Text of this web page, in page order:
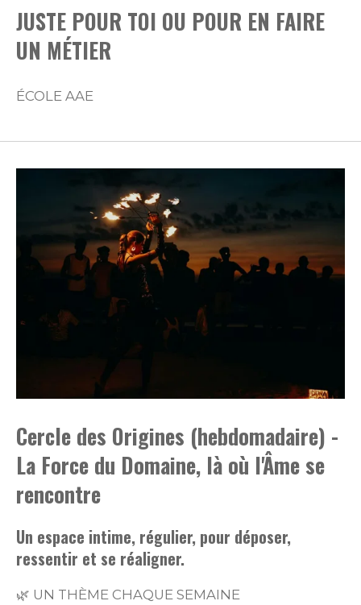
JUSTE POUR TOI OU POUR EN FAIRE
UN MÉTIER
ÉCOLE AAE
Cercle des Origines (hebdomadaire) -
La Force du Domaine, là où l'Âme se
rencontre
Un espace intime, régulier, pour déposer,
ressentir et se réaligner.
🌿 UN THÈME CHAQUE SEMAINE